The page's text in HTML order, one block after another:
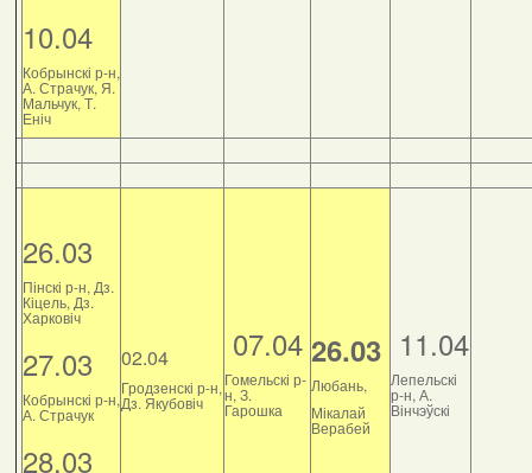
10.04
Кобрынскі р-н,
А. Страчук, Я.
Мальчук, Т.
Еніч
26.03
Пінскі р-н, Дз.
Кіцель, Дз.
Харковіч
27.03
Кобрынскі р-н,
А. Страчук
28.03
02.04
Гродзенскі р-н,
Дз. Якубовіч
07.04
Гомельскі р-
н, З.
Гарошка
26.03
Любань,
Мікалай
Верабей
11.04
Лепельскі
р-н, А.
Вінчэўскі